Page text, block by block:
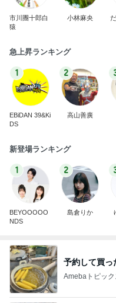
市川團十郎白
猿
小林麻央
急上昇ランキング
1
EBiDAN 39&Ki
DS
2
高山善廣
新登場ランキング
1
BEYOOOOO
NDS
2
島倉りか
予約して買っ
Amebaトピック